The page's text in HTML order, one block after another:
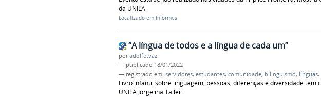
da UNILA
Localizado em Informes
“A língua de todos e a língua de cada um”
poradolfo.vaz
— publicado 18/01/2022
— registrado em: servidores, estudantes, comunidade, bilinguismo, línguas,
Livro infantil sobre linguagem, pessoas, diferenças e diversidade tem
UNILA Jorgelina Tallei.